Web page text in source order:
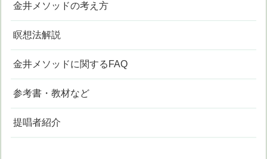
金井メソッドの考え方
瞑想法解説
金井メソッドに関するFAQ
参考書・教材など
提唱者紹介